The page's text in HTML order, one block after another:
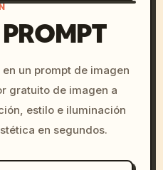
c, cyberpunk sunset, neon
colors, 8k --v 6.0
un prompt de imagen
gratuito de imagen a
estilo e iluminación
en segundos.